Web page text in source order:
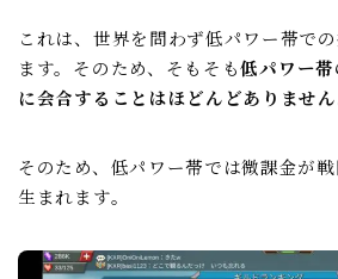
これは、世界を問わず低パワー帯で
ます。そのため、そもそも低パワー
に会合することはほどんどありません
そのため、低パワー帯では微課金が
生まれます。